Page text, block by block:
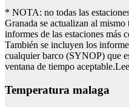
* NOTA: no todas las
Granada se actualizan al
informes de las estaciones más
También se incluyen los
cualquier barco (SYNOP) que
ventana de tiempo
Temperatura malaga